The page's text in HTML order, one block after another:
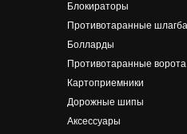
Блокираторы
Противотаранные
Болларды
Противотаранные ворота
Картоприемники
Дорожные шипы
Аксессуары